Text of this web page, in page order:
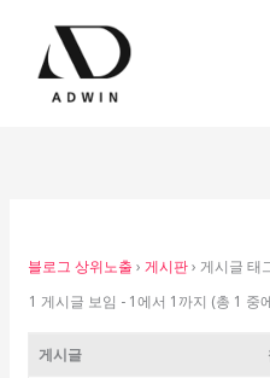
블로그 상위노출 › 게시판› 게시글 태
1 게시글 보임 - 1에서 1까지 (총 1 중
게시글